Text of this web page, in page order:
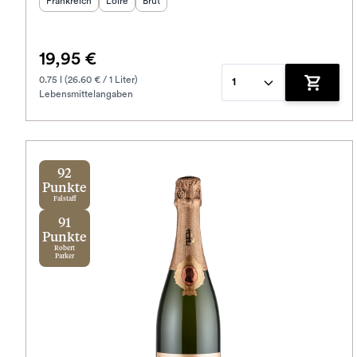
19,95 €
0.75 l (26.60 € / 1 Liter)
Lebensmittelangaben
1
Zum
92
Punkte
Falstaff
91
Punkte
Robert
Parker